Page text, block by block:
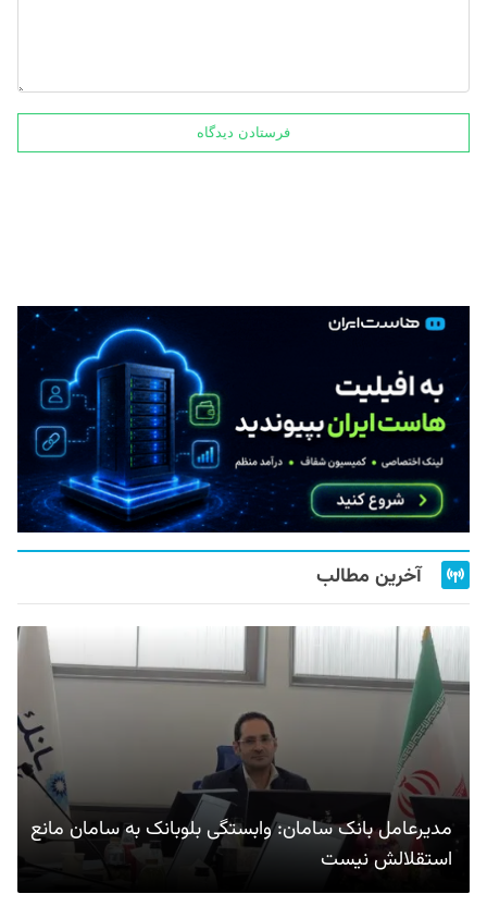
آخرین مطالب
مدیرعامل بانک سامان: وابستگی بلوبانک به سامان مانع
استقلالش نیست